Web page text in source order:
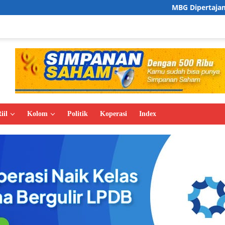
MBG Dipertajam, Zulhas
Kolom Politik Koperasi Index